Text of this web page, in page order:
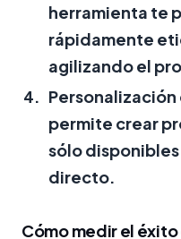
herramienta te
rápidamente
agilizando el
permite crear
sólo
directo.
Cómo medir el